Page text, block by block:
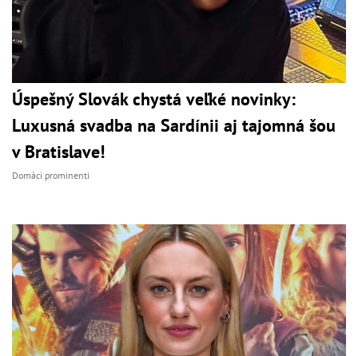
Úspešný Slovák chystá veľké novinky:
Luxusná svadba na Sardínii aj tajomná šou
v Bratislave!
Domáci prominenti